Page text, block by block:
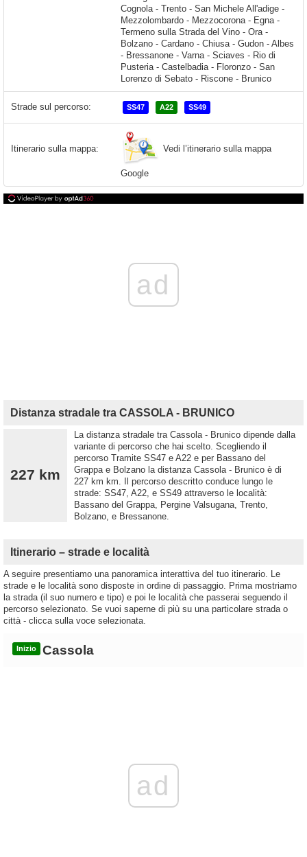
Strade sul percorso: SS47 A22 SS49
Itinerario sulla mappa: Vedi l’itinerario sulla mappa
Google
ad
Distanza stradale tra CASSOLA - BRUNICO
227 km
La distanza stradale tra Cassola - Brunico dipende dalla
variante di percorso che hai scelto. Scegliendo il
percorso Tramite SS47 e A22 e per Bassano del
Grappa e Bolzano la distanza Cassola - Brunico è di
227 km km. Il percorso descritto conduce lungo le
strade: SS47, A22, e SS49 attraverso le località:
Bassano del Grappa, Pergine Valsugana, Trento,
Bolzano, e Bressanone.
Itinerario – strade e località
A seguire presentiamo una panoramica interattiva del tuo itinerario. Le
strade e le località sono disposte in ordine di passaggio. Prima mostriamo
la strada (il suo numero e tipo) e poi le località che passerai seguendo il
percorso selezionato. Se vuoi saperne di più su una particolare strada o
città - clicca sulla voce selezionata.
Inizio Cassola
ad